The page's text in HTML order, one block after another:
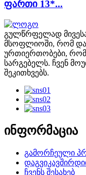
ფართი 13*...
გულწრფელად
მსოფლიოში, რომ
ურთიერთობები,
სარგებელს. ჩვენ
შეკითხვებს.
ინფორმაცია
გამორჩეული
ჩვენს შესახებ